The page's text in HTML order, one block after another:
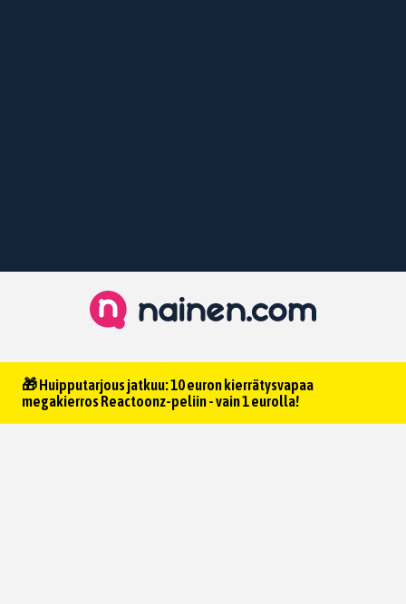
🎁 Huipputarjous jatkuu: 10 euron kierrätysvapaa
megakierros Reactoonz-peliin - vain 1 eurolla!